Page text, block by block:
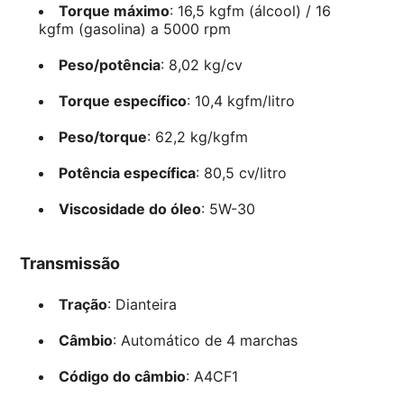
Torque máximo: 16,5 kgfm (álcool) / 16
kgfm (gasolina) a 5000 rpm
Peso/potência: 8,02 kg/cv
Torque específico: 10,4 kgfm/litro
Peso/torque: 62,2 kg/kgfm
Potência específica: 80,5 cv/litro
Viscosidade do óleo: 5W-30
Transmissão
Tração: Dianteira
Câmbio: Automático de 4 marchas
Código do câmbio: A4CF1